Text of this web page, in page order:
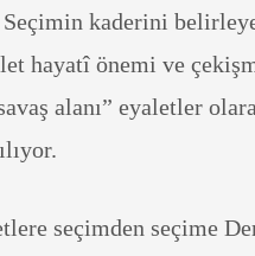
Seçimin kaderini
hayatî önemi ve
alanı” eyaletler
seçimden seçime